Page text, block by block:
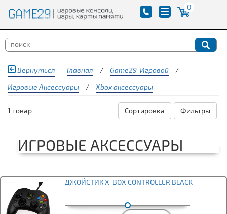
0
Вернуться Главная / Game29-Игровой
/
Игровые Аксессуары
/ Xbox аксессуары
1 товар Фильтры
Сортировка
ИГРОВЫЕ АКСЕССУАРЫ
ДЖОЙСТИК Х-BOX CONTROLLER BLACK